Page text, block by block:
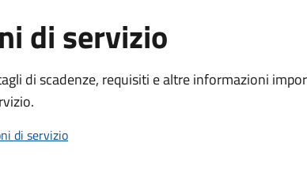
di servizio
di scadenze, requisiti e altre informazioni
di servizio